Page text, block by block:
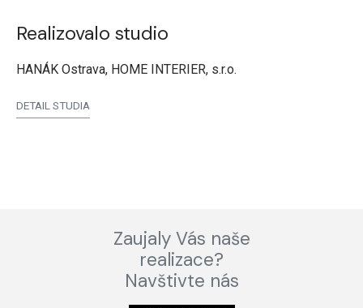
Realizovalo studio
HANÁK Ostrava, HOME INTERIER, s.r.o.
DETAIL STUDIA
Zaujaly Vás naše
realizace?
Navštivte nás